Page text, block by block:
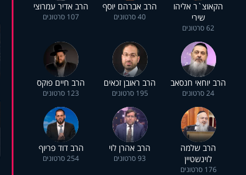
הקאוצ`ר אליהו
שירי
62 סרטונים
הרב אברהם יוסף
40 סרטונים
הרב אדיר עמרוצי
107 סרטונים
הרב יוחאי חנסאב
24 סרטונים
הרב ראובן זכאים
195 סרטונים
הרב חיים פוקס
123 סרטונים
הרב שלמה
לוינשטיין
176 סרטונים
הרב אהרן לוי
93 סרטונים
הרב דוד פריוף
254 סרטונים